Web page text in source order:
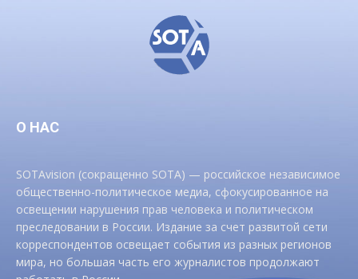
О НАС
SOTAvision (сокращенно SOTA) — российское независимое
общественно-политическое медиа, сфокусированное на
освещении нарушения прав человека и политическом
преследовании в России. Издание за счет развитой сети
корреспондентов освещает события из разных регионов
мира, но большая часть его журналистов продолжают